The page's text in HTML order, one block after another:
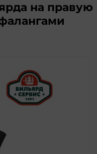
на правую